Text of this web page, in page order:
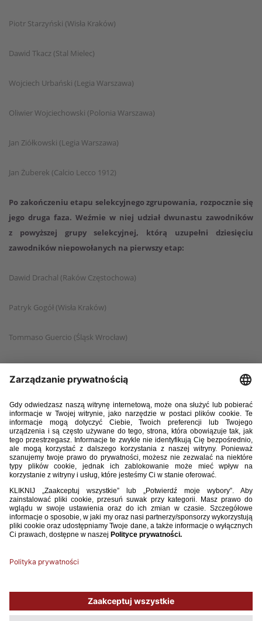
Piotr Starzyński (Wisła Kraków)
Dawid Tkacz (Stal Mielec)
Wojciech Urbański (Legia Warszawa)
Oliwier Wojciechowski (Polonia Warszawa)
Jan Ziółkowski (Legia Warszawa)
Jan Żuberek (Calcio Lecco 1912)
Po zakończeniu etapu selekcyjnego zgrupowania, rozpocznie się
jego druga faza. Weźmie w niej udział dwunastu zawodników
z powyższej grupy selekcyjnej, którą uzupełni dziesięciu
zawodników niepowołanych na pierwszy etap:
Dawid Drachal (Raków Częstochowa)
Patryk Gogół (Wisła Kraków)
Tommaso Guercio (Śląsk Wrocław)
Mateusz Kowalczyk (GKS Katowice)
Iwo Kaczmarski (Miedź Legnica)
Maciej Kikolski (Radomiak Radom)
Filip Luberecki (Motor Lublin)
Jakub Okusami (Pogoń Siedlce)
W jego ramach Polacy rozegrają towarzyskie spotkanie z Portugalią
w turnieju Elite League (9 września, 17:00, Algarve).
Używamy plików cookies, aby ułatwić Ci korzystanie z naszego serwisu